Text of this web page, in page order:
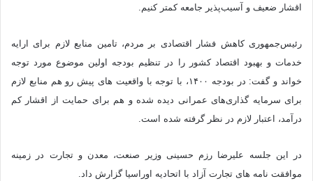
اقشار ضعیف و آسیب‌پذیر جامعه کمتر کنیم.
رئیس‌جمهوری کاهش فشار اقتصادی بر مردم، تامین منابع لازم برای ارایه
خدمات و بهبود اقتصاد کشور را در تنظیم بودجه اولین موضوع مورد توجه
خواند و گفت: در بودجه ۱۴۰۰، با توجه با واقعیت های پیش رو هم منابع لازم
برای سرمایه گذاری‌های عمرانی دیده شده و هم برای حمایت از اقشار کم
درآمد، اعتبار لازم در نظر گرفته شده است.
در این جلسه علیرضا رزم حسینی وزیر صنعت، معدن و تجارت در زمینه
موافقت نامه های تجارت آزاد با اتحادیه اوراسیا گزارش داد.